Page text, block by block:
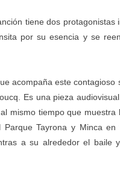
tiene dos
por su esencia y se
acompaña este
Es una pieza
mismo tiempo que
Parque Tayrona y Minca
a su alrededor el baile